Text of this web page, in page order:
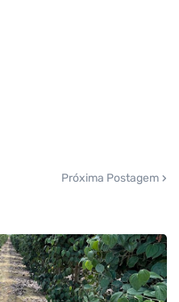
Próxima Postagem